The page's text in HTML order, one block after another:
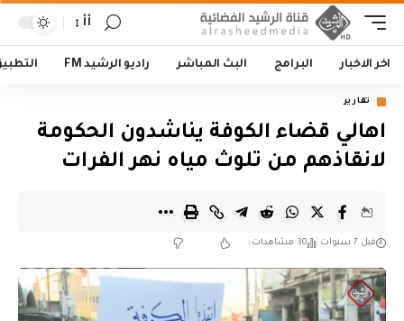
أأ
اخر الاخبار البرامج البث المباشر راديو الرشيد FM
تقارير
اهالي قضاء الكوفة يناشدون الحكومة
لانقاذهم من تلوث مياه نهر الفرات
قبل 7 سنوات 30 مشاهدات